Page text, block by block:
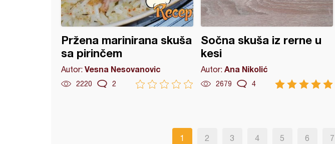
Pržena marinirana skuša
sa pirinčem
Autor: Vesna Nesovanovic
2220 2
Sočna skuša iz rerne u
kesi
Autor: Ana Nikolić
2679 4
1 2 3 4 5 6 7